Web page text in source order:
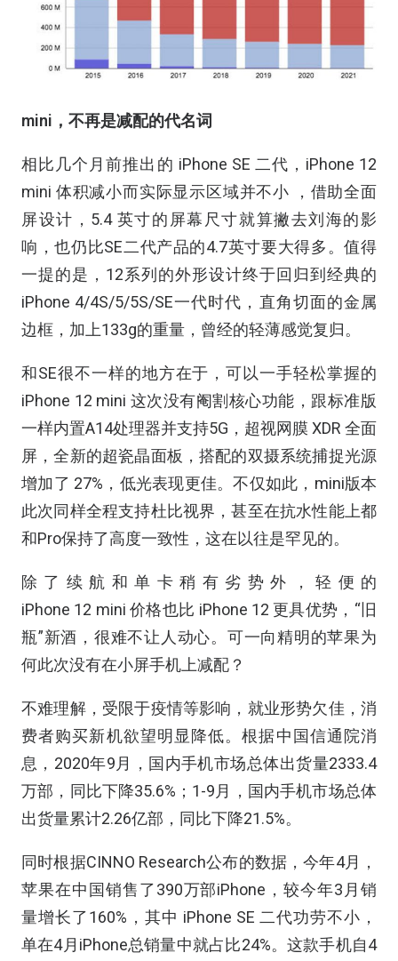
mini ， 不再是减配的代名词
相比几个月前推出的 iPhone SE 二代，iPhone 12
mini 体积减小而实际显示区域并不小 ，借助全面
屏设计，5.4 英寸的屏幕尺寸就算撇去刘海的影
响，也仍比SE二代产品的4.7英寸要大得多。值得
一提的是，12系列的外形设计终于回归到经典的
iPhone 4/4S/5/5S/SE一代时代，直角切面的金属
边框，加上133g的重量，曾经的轻薄感觉复归。
和SE很不一样的地方在于，可以一手轻松掌握的
iPhone 12 mini 这次没有阉割核心功能，跟标准版
一样内置A14处理器并支持5G，超视网膜 XDR 全面
屏，全新的超瓷晶面板，搭配的双摄系统捕捉光源
增加了 27%，低光表现更佳。不仅如此，mini版本
此次同样全程支持杜比视界，甚至在抗水性能上都
和Pro保持了高度一致性，这在以往是罕见的。
除了续航和单卡稍有劣势外，轻便的
iPhone 12 mini 价格也比 iPhone 12 更具优势，“旧
瓶”新酒，很难不让人动心。可一向精明的苹果为
何此次没有在小屏手机上减配？
不难理解，受限于疫情等影响，就业形势欠佳，消
费者购买新机欲望明显降低。根据中国信通院消
息，2020年9月，国内手机市场总体出货量2333.4
万部，同比下降35.6%；1-9月，国内手机市场总体
出货量累计2.26亿部，同比下降21.5%。
同时根据CINNO Research公布的数据，今年4月，
苹果在中国销售了390万部iPhone，较今年3月销
量增长了160%，其中 iPhone SE 二代功劳不小，
单在4月iPhone总销量中就占比24%。这款手机自4